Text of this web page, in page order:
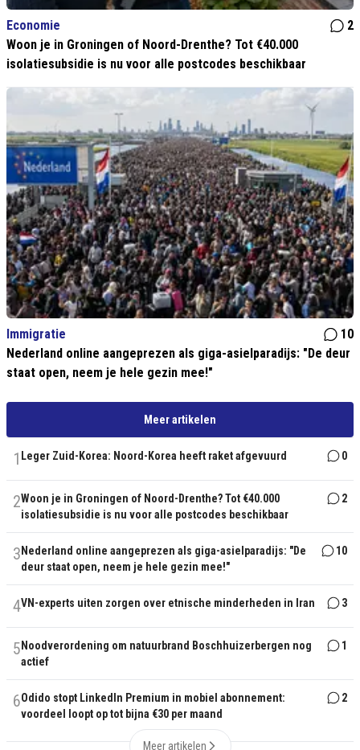
Economie
2
Woon je in Groningen of Noord-Drenthe? Tot €40.000
isolatiesubsidie is nu voor alle postcodes beschikbaar
Immigratie
10
Nederland online aangeprezen als giga-asielparadijs: "De deur
staat open, neem je hele gezin mee!"
Meer artikelen
1 Leger Zuid-Korea: Noord-Korea heeft raket afgevuurd 0
2Woon je in Groningen of Noord-Drenthe? Tot €40.000
isolatiesubsidie is nu voor alle postcodes beschikbaar
2
3 Nederland online aangeprezen als giga-asielparadijs: "De
deur staat open, neem je hele gezin mee!"
10
4VN-experts uiten zorgen over etnische minderheden in Iran 3
5 Noodverordening om natuurbrand Boschhuizerbergen nog
actief
1
6Odido stopt LinkedIn Premium in mobiel abonnement:
voordeel loopt op tot bijna €30 per maand
2
Meer artikelen